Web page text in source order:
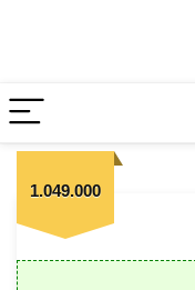
1.049.000